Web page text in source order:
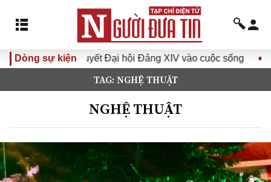
Dòng sự kiện
Đại hội Đảng XIV vào cuộc sống Hướng tới Đại hội đại
TAG: NGHỆ THUẬT
NGHỆ THUẬT